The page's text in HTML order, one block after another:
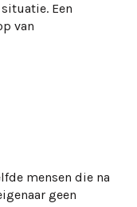
Een
van
mensen die na
geen